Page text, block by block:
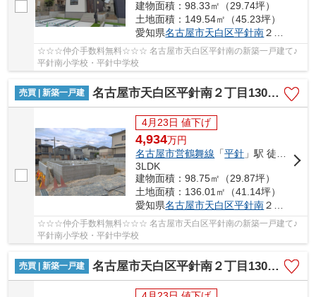
建物面積：98.33㎡（29.74坪）
土地面積：149.54㎡（45.23坪）
愛知県名古屋市天白区平針南２丁目1404
☆☆☆仲介手数料無料☆☆☆ 名古屋市天白区平針南の新築一戸建て♪
平針南小学校・平針中学校
売買 | 新築一戸建 名古屋市天白区平針南２丁目1301【仲介手数料無料】新築一戸建て 1号棟
4月23日 値下げ
4,934万円
名古屋市営鶴舞線 「平針 」駅 徒歩19分
3LDK
建物面積：98.75㎡（29.87坪）
土地面積：136.01㎡（41.14坪）
愛知県名古屋市天白区平針南２丁目1301
☆☆☆仲介手数料無料☆☆☆ 名古屋市天白区平針南の新築一戸建て♪
平針南小学校・平針中学校
売買 | 新築一戸建 名古屋市天白区平針南２丁目1301【仲介手数料無料】新築一戸建て 2号棟